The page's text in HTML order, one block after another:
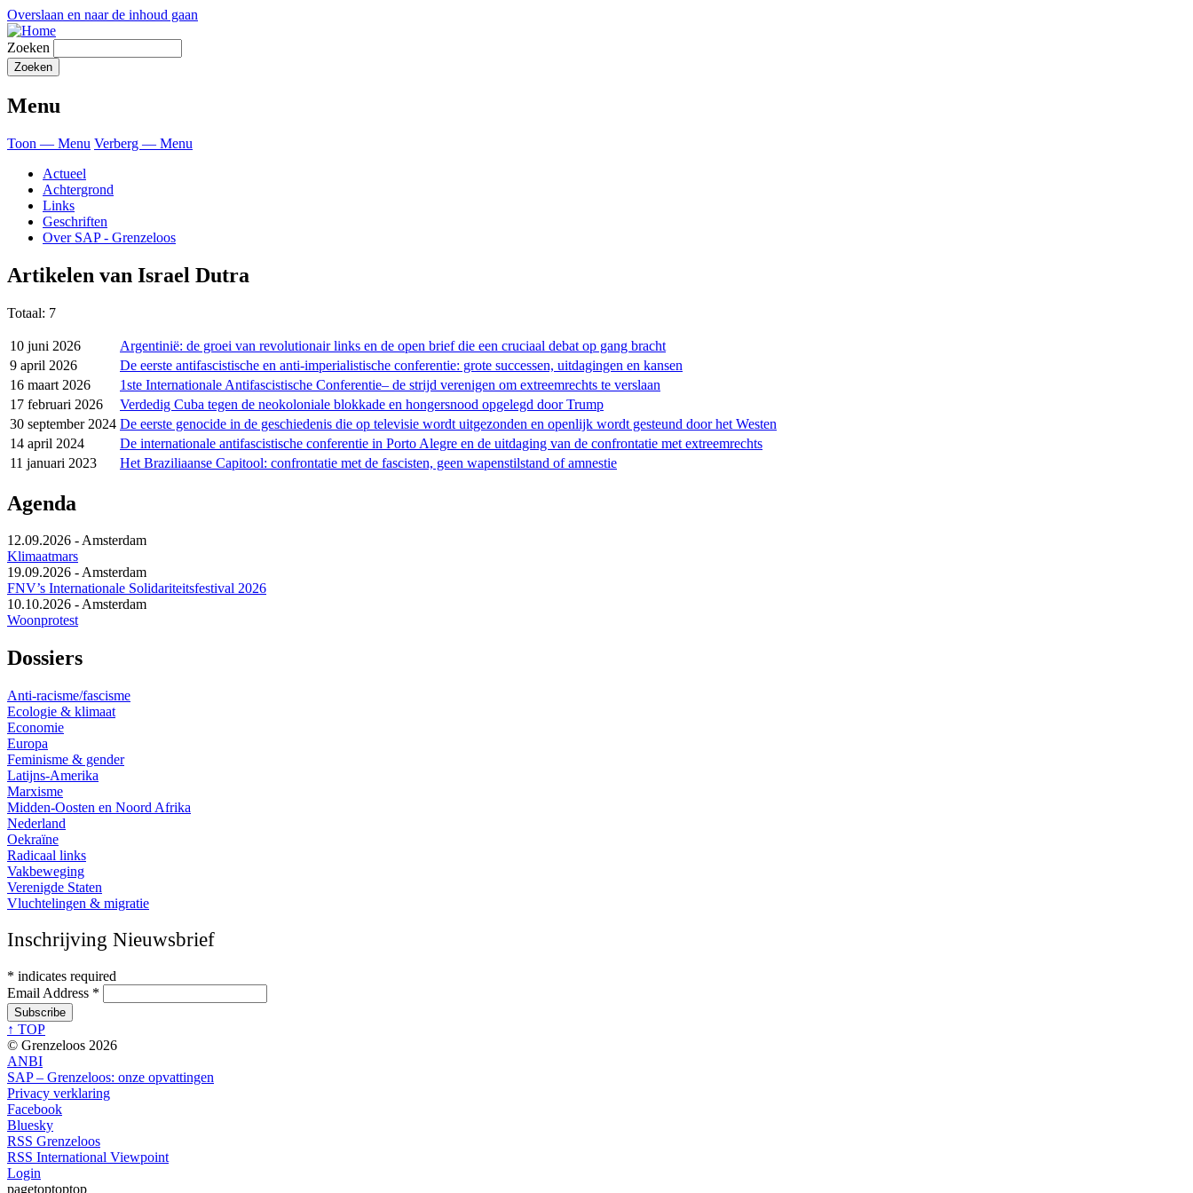
Overslaan en naar de inhoud gaan
Zoeken
Menu
Toon — Menu Verberg — Menu
Actueel
Achtergrond
Links
Geschriften
Over SAP - Grenzeloos
Artikelen van Israel Dutra
Totaal: 7
10 juni 2026
Argentinië: de groei van revolutionair links en de open brief die een cruciaal debat op gang bracht
9 april 2026
De eerste antifascistische en anti-imperialistische conferentie: grote successen, uitdagingen en kansen
16 maart 2026
1ste Internationale Antifascistische Conferentie– de strijd verenigen om extreemrechts te verslaan
17 februari 2026
Verdedig Cuba tegen de neokoloniale blokkade en hongersnood opgelegd door Trump
30 september 2024 De eerste genocide in de geschiedenis die op televisie wordt uitgezonden en openlijk wordt gesteund door het Westen
14 april 2024
De internationale antifascistische conferentie in Porto Alegre en de uitdaging van de confrontatie met extreemrechts
11 januari 2023
Het Braziliaanse Capitool: confrontatie met de fascisten, geen wapenstilstand of amnestie
Agenda
12.09.2026 -Amsterdam
Klimaatmars
19.09.2026 -Amsterdam
FNV’s Internationale Solidariteitsfestival 2026
10.10.2026 -Amsterdam
Woonprotest
Dossiers
Anti-racisme/fascisme
Ecologie & klimaat
Economie
Europa
Feminisme & gender
Latijns-Amerika
Marxisme
Midden-Oosten en Noord Afrika
Nederland
Oekraïne
Radicaal links
Vakbeweging
Verenigde Staten
Vluchtelingen & migratie
Inschrijving Nieuwsbrief
* indicates required
Email Address *
↑ TOP
© Grenzeloos 2026
ANBI
SAP – Grenzeloos: onze opvattingen
Privacy verklaring
Facebook
Bluesky
RSS Grenzeloos
RSS International Viewpoint
Login
pagetoptoptop